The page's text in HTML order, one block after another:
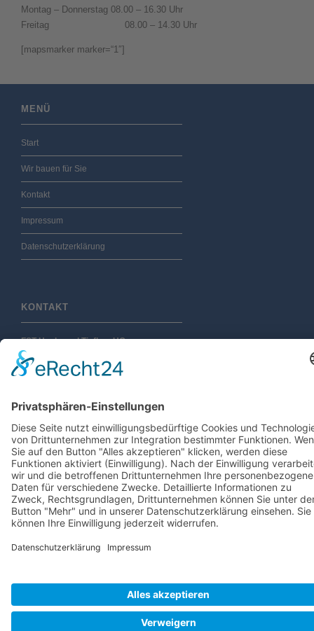
Montag – Donnerstag 08.00 – 16.30 Uhr
Freitag 08.00 – 14.30 Uhr
[mapsmarker marker=“1″]
MENÜ
Start
Wir bauen für Sie
Kontakt
Impressum
Datenschutzerklärung
KONTAKT
FST Hoch- und Tiefbau UG
(haftungsbeschränkt)
Karlshagener Straße 3
Tel.: 0395 – 777 53 80
Fax: 0395 – 777 53 820
E-Mail: info(at)fst-hochtiefbau(punkt)de
SEITE DURCHSUCHEN
FST Hoch- und Tiefbau UG|NICKIFABRIK®DE
Werbeagentur und Textildruck|Cookie-Einstellungen